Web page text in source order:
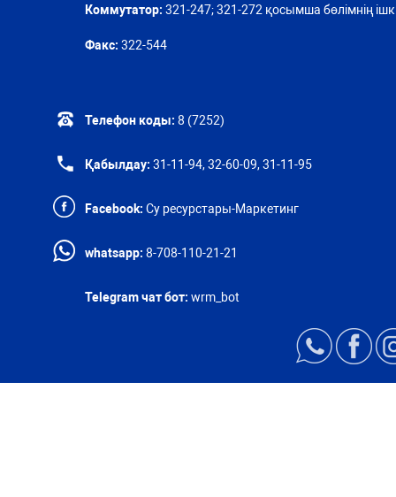
Коммутатор: 321-247; 321-272 қосымша бөлімнің ішкі
Факс: 322-544
Телефон коды: 8 (7252)
Қабылдау: 31-11-94, 32-60-09, 31-11-95
Facebook: Су ресурстары-Маркетинг
whatsapp: 8-708-110-21-21
Telegram чат бот: wrm_bot